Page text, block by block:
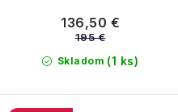
Skladom (1 ks)
136,50 €
195 €